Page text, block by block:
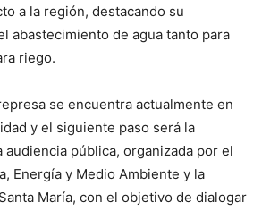
a la región, destacando su
abastecimiento de agua tanto para
riego.
se encuentra actualmente en
y el siguiente paso será la
audiencia pública, organizada por el
Energía y Medio Ambiente y la
María, con el objetivo de dialogar